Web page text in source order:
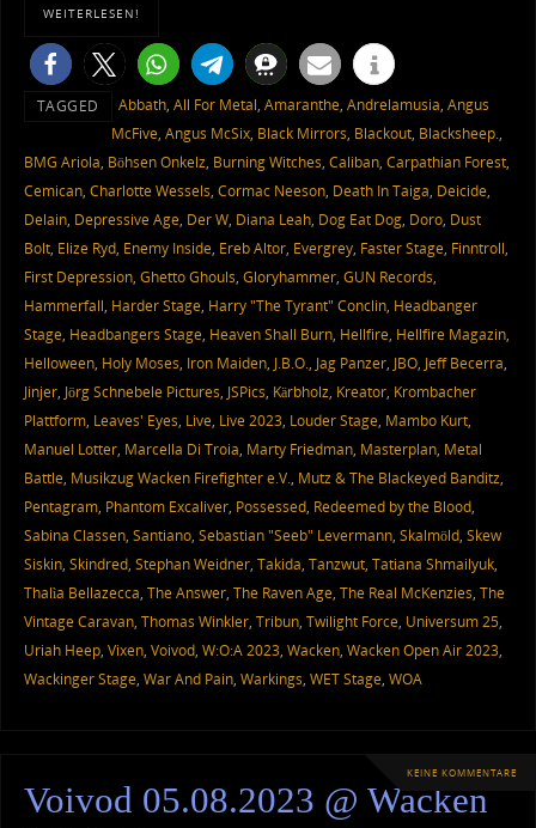
WEITERLESEN!
TAGGED Abbath, All For Metal, Amaranthe, Andrelamusia, Angus
McFive, Angus McSix, Black Mirrors, Blackout, Blacksheep.,
BMG Ariola, Böhsen Onkelz, Burning Witches, Caliban, Carpathian Forest,
Cemican, Charlotte Wessels, Cormac Neeson, Death In Taiga, Deicide,
Delain, Depressive Age, Der W, Diana Leah, Dog Eat Dog, Doro, Dust
Bolt, Elize Ryd, Enemy Inside, Ereb Altor, Evergrey, Faster Stage, Finntroll,
First Depression, Ghetto Ghouls, Gloryhammer, GUN Records,
Hammerfall, Harder Stage, Harry "The Tyrant" Conclin, Headbanger
Stage, Headbangers Stage, Heaven Shall Burn, Hellfire, Hellfire Magazin,
Helloween, Holy Moses, Iron Maiden, J.B.O., Jag Panzer, JBO, Jeff Becerra,
Jinjer, Jörg Schnebele Pictures, JSPics, Kärbholz, Kreator, Krombacher
Plattform, Leaves' Eyes, Live, Live 2023, Louder Stage, Mambo Kurt,
Manuel Lotter, Marcella Di Troia, Marty Friedman, Masterplan, Metal
Battle, Musikzug Wacken Firefighter e.V., Mutz & The Blackeyed Banditz,
Pentagram, Phantom Excaliver, Possessed, Redeemed by the Blood,
Sabina Classen, Santiano, Sebastian "Seeb" Levermann, Skalmöld, Skew
Siskin, Skindred, Stephan Weidner, Takida, Tanzwut, Tatiana Shmailyuk,
Thalìa Bellazecca, The Answer, The Raven Age, The Real McKenzies, The
Vintage Caravan, Thomas Winkler, Tribun, Twilight Force, Universum 25,
Uriah Heep, Vixen, Voivod, W:O:A 2023, Wacken, Wacken Open Air 2023,
Wackinger Stage, War And Pain, Warkings, WET Stage, WOA
KEINE KOMMENTARE
Voivod 05.08.2023 @ Wacken